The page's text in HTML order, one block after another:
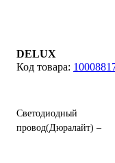
DELUX
Светодиодный
провод(Дюралайт) –